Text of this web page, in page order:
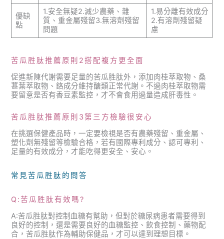
優缺
點
1.安全無疑2.減少農藥、雜
質、重金屬殘留3.無溶劑殘留
問題
1.易分離有效成分
2.有溶劑殘留疑
慮
苦瓜胜肽推薦原則2搭配複方更全面
促進新陳代謝需要足量的苦瓜胜肽外，添加肉桂萃取物、桑
葚葉萃取物、鉻成分維持醣類正常代謝。不過肉桂萃取物需
要留意是否有香豆素監控，才不會食用過量造成肝毒性。
苦瓜胜肽推薦原則3第三方檢驗很安心
在挑選保健產品時，一定要檢視是否有農藥殘留、重金屬、
塑化劑無殘留等檢驗合格，若有國際專利成分、認可專利、
足量的有效成分，才能吃得更安全、安心。
常見苦瓜胜肽的問答
Q:苦瓜胜肽有效嗎?
A:苦瓜胜肽對控制血糖有幫助，但對於糖尿病患者需要得到
良好的控制，還是需要良好的血糖監控、飲食控制、藥物配
合，苦瓜胜肽作為輔助保健品，才可以達到理想目標。